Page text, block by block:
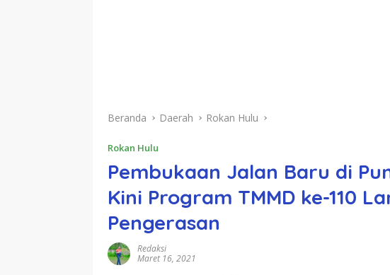
Beranda Daerah Rokan Hulu
Rokan Hulu
Pembukaan Jalan Baru di
Kini Program TMMD ke-110
Pengerasan
Redaksi
Maret 16, 2021